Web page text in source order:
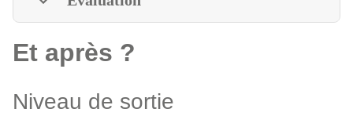
Et après ?
Niveau de sortie